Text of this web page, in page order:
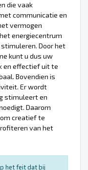
die vaak
communicatie en
vermogen
energiecentrum
Door het
kunt u dus uw
en effectief uit te
Bovendien is
Er wordt
stimuleert en
Daarom
creatief te
van het
het feit dat bij